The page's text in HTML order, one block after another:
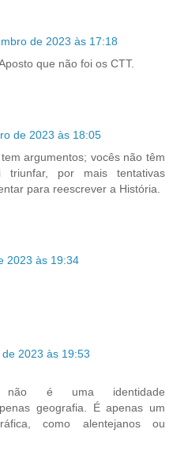
de 2023 às 17:18
que não foi os CTT.
de 2023 às 18:05
argumentos; vocês não têm
triunfar, por mais tentativas
para reescrever a História.
2023 às 19:34
2023 às 19:53
não é uma identidade
geografia. É apenas um
como alentejanos ou